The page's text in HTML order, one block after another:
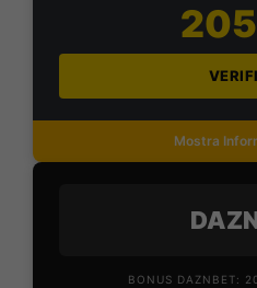
Mostra
BONUS DAZNBET: